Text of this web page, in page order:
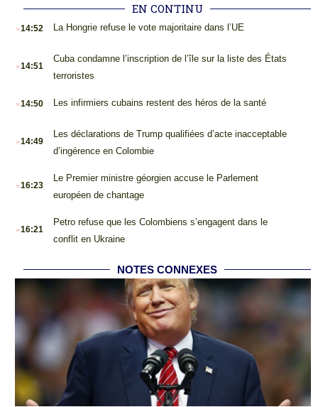
EN CONTINU
.14:52 La Hongrie refuse le vote majoritaire dans l’UE
.14:51
Cuba condamne l’inscription de l’île sur la liste des États
terroristes
.14:50 Les infirmiers cubains restent des héros de la santé
.14:49
Les déclarations de Trump qualifiées d’acte inacceptable
d’ingérence en Colombie
.16:23
Le Premier ministre géorgien accuse le Parlement
européen de chantage
.16:21
Petro refuse que les Colombiens s’engagent dans le
conflit en Ukraine
NOTES CONNEXES